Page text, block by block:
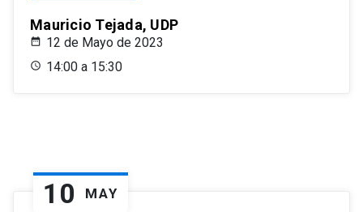
Mauricio Tejada, UDP
12 de Mayo de 2023
14:00 a 15:30
10 MAY